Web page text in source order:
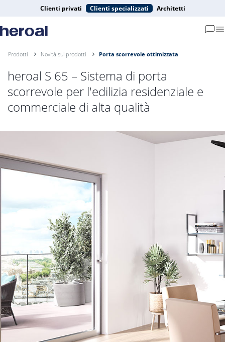
Clienti privati Clienti specializzati Architetti
Prodotti Novità sui prodotti Porta scorrevole ottimizzata
heroal S 65 – Sistema di porta
scorrevole per l'edilizia residenziale e
commerciale di alta qualità